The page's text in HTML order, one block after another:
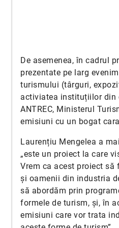
De asemenea, în cadrul
prezentate pe larg
turismului (târguri,
activiatea instituțiilor din
ANTREC, Ministerul
emisiuni cu un bogat
Laurențiu Mengelea a
„este un proiect la care
Vrem ca acest proiect
și oamenii din industria
să abordăm prin
formele de turism, și, în
emisiuni care vor trata